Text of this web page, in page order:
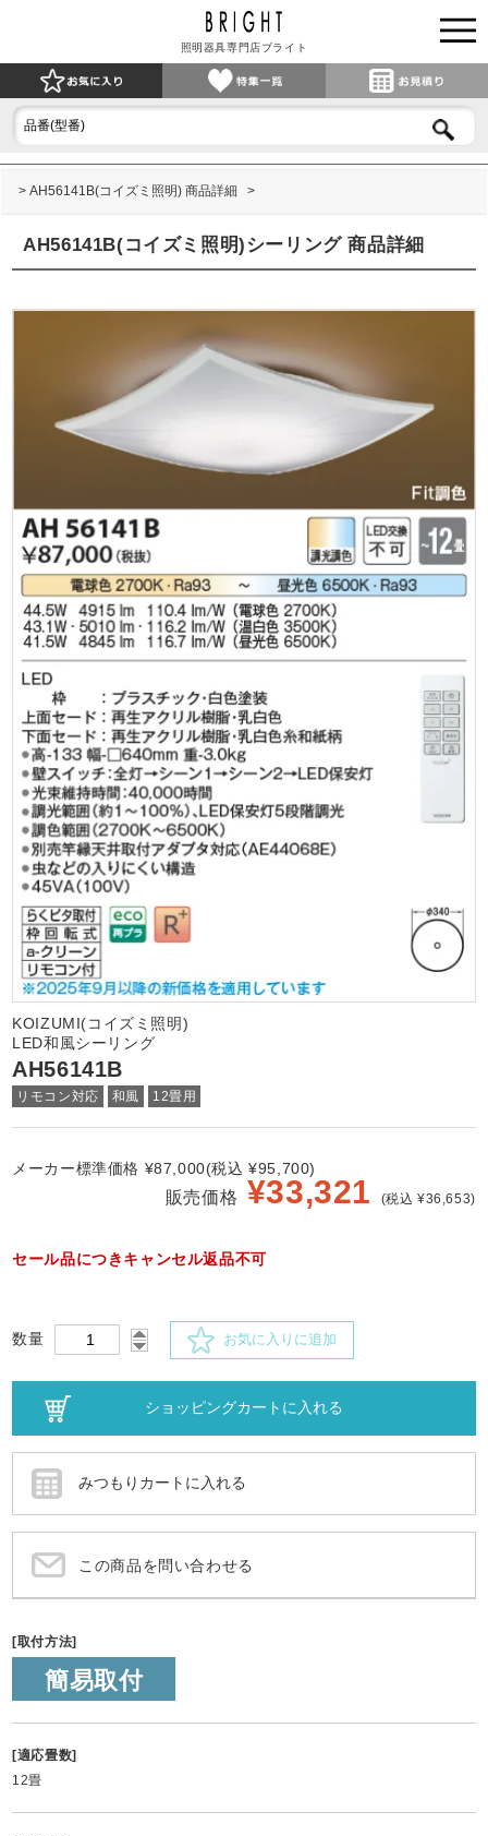
照明器具専門店ブライト
AH56141B(コイズミ照明) 商品詳細
AH56141B(コイズミ照明)シーリング 商品詳細
KOIZUMI(コイズミ照明)
LED和風シーリング
AH56141B
リモコン対応 和風 12畳用
メーカー標準価格 ¥87,000(税込 ¥95,700)
販売価格 ¥33,321 (税込 ¥36,653)
セール品につきキャンセル返品不可
数量 お気に入りに追加
この商品を問い合わせる
[取付方法]
簡易取付
[適応畳数]
12畳